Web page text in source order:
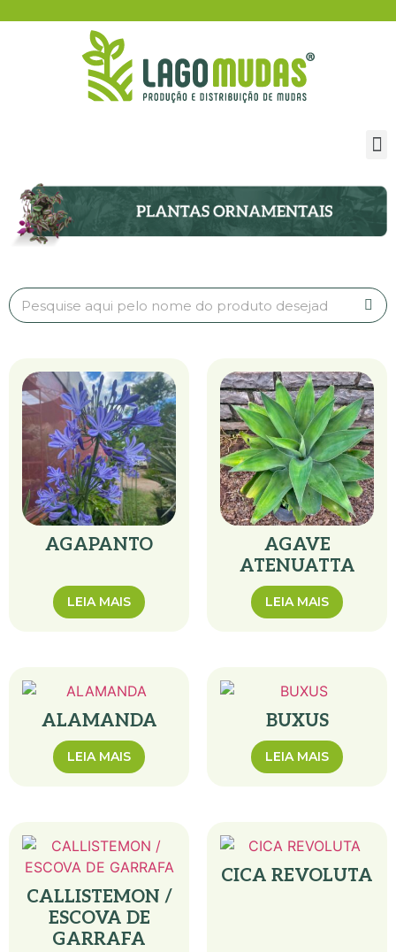
AGAPANTO
LEIA MAIS
AGAVE
ATENUATTA
LEIA MAIS
ALAMANDA
LEIA MAIS
BUXUS
LEIA MAIS
CALLISTEMON /
ESCOVA DE
GARRAFA
CICA REVOLUTA